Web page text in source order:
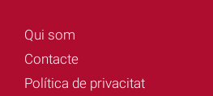
Qui som
Contacte
Política de privacitat